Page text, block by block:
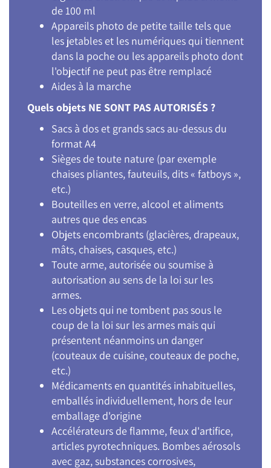
de 100 ml
Appareils photo de petite taille tels que
les jetables et les numériques qui tiennent
dans la poche ou les appareils photo dont
l'objectif ne peut pas être remplacé
Aides à la marche
Quels objets NE SONT PAS AUTORISÉS ?
Sacs à dos et grands sacs au-dessus du
format A4
Sièges de toute nature (par exemple
chaises pliantes, fauteuils, dits « fatboys »,
etc.)
Bouteilles en verre, alcool et aliments
autres que des encas
Objets encombrants (glacières, drapeaux,
mâts, chaises, casques, etc.)
Toute arme, autorisée ou soumise à
autorisation au sens de la loi sur les
armes.
Les objets qui ne tombent pas sous le
coup de la loi sur les armes mais qui
présentent néanmoins un danger
(couteaux de cuisine, couteaux de poche,
etc.)
Médicaments en quantités inhabituelles,
emballés individuellement, hors de leur
emballage d'origine
Accélérateurs de flamme, feux d'artifice,
articles pyrotechniques. Bombes aérosols
avec gaz, substances corrosives,